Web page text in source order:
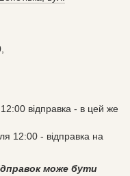
,
відправка - в цей же
12:00 - відправка на
може бути